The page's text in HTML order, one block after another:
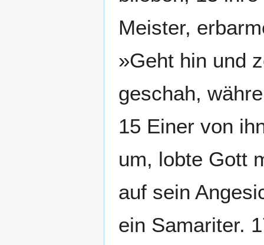
Meister,
»Geht hin und
geschah,
15 Einer von
um, lobte Gott
auf sein
ein Samariter.